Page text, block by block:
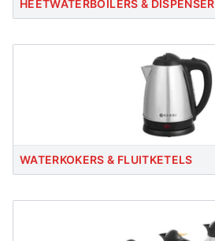
HEETWATERBOILERS & DISPENSER
WATERKOKERS & FLUITKETELS